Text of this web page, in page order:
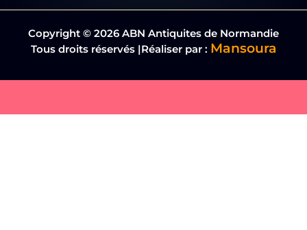
Copyright © 2026 ABN Antiquites de Normandie
Tous droits réservés |Réaliser par : Mansoura